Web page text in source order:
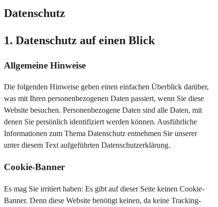
Datenschutz
1. Datenschutz auf einen Blick
Allgemeine Hinweise
Die folgenden Hinweise geben einen einfachen Überblick darüber,
was mit Ihren personenbezogenen Daten passiert, wenn Sie diese
Website besuchen. Personenbezogene Daten sind alle Daten, mit
denen Sie persönlich identifiziert werden können. Ausführliche
Informationen zum Thema Datenschutz entnehmen Sie unserer
unter diesem Text aufgeführten Datenschutzerklärung.
Cookie-Banner
Es mag Sie irritiert haben: Es gibt auf dieser Seite keinen Cookie-
Banner. Denn diese Website benötigt keinen, da keine Tracking-